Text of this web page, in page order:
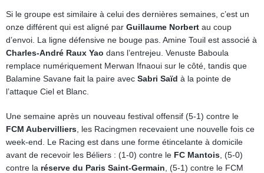
Si le groupe est similaire à celui des dernières semaines, c’est un
onze différent qui est aligné par Guillaume Norbert au coup
d’envoi. La ligne défensive ne bouge pas. Amine Touil est associé à
Charles-André Raux Yao dans l’entrejeu. Venuste Baboula
remplace numériquement Merwan Ifnaoui sur le côté, tandis que
Balamine Savane fait la paire avec Sabri Saïd à la pointe de
l’attaque Ciel et Blanc.
Une semaine après un nouveau festival offensif (5-1) contre le
FCM Aubervilliers , les Racingmen recevaient une nouvelle fois ce
week-end. Le Racing est dans une forme étincelante à domicile
avant de recevoir les Béliers : (1-0) contre le FC Mantois , (5-0)
contre la réserve du Paris Saint-Germain , (5-1) contre le FCM